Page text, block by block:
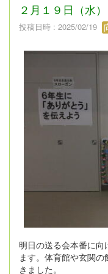
２月１９日（水
投稿日時 : 2025/02/19
明日の送る会本番に
ます。体育館や玄関
きました。